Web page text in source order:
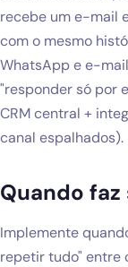
recebe um e-mail
com o mesmo
WhatsApp e e-
"responder só por
CRM central +
canal espalhados).
Quando
Implemente
repetir tudo" entre